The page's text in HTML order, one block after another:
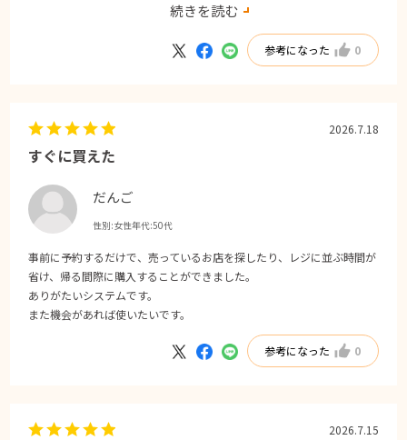
て新幹線まで時間に余裕ができて良かったです。
続きを読む
参考になった 0
すぐに買えた
だんご
性別:女性年代:50代
2026.7.18
事前に予約するだけで、売っているお店を探したり、レジに並ぶ時間が
省け、帰る間際に購入することができました。
ありがたいシステムです。
また機会があれば使いたいです。
参考になった 0
2026.7.15